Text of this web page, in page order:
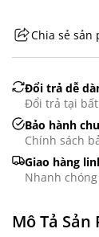
GHS07 -
Chia sẻ sản
Đổi trả dễ
Đổi trả tại
Bảo hành
Chính sách
Giao hàng
Nhanh
Mô Tả Sản